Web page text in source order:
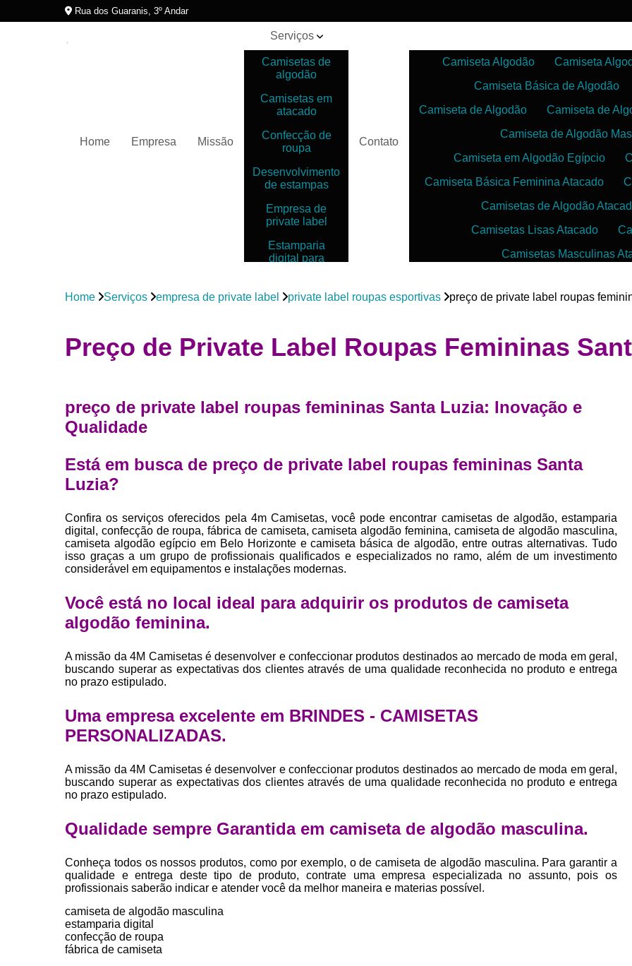
Rua dos Guaranis, 3º Andar
Home Empresa Missão
Serviços
Camisetas de
algodão
Camisetas em
atacado
Confecção de
roupa
Desenvolvimento
de estampas
Empresa de
private label
Estamparia
digital para
Estamparias
camiseta
para roupas
Contato
Camiseta Algodão Camiseta
Camiseta Básica de Algodão
Camiseta de Algodão
Camiseta de
Camiseta de Algodão
Camiseta em Algodão Egípcio
Camiseta Básica Feminina Atacado
Camisetas de Algodão
Camisetas Lisas Atacado
Camisetas Masculinas
Camisetas para Sublimação
Confecção de Roupas
Desenvolvimento de Coleção de
Desenvolvimento
Desenvolvimento
Desenvolvimento de
Desenvolvimento de
Desenvolvimento
Desenvolvimento Estampa de
Private
Private Label para Pequenas
Private Label Roupas
Estamparia Digital de Camiseta
Estamparia Digital para Camisetas de
Estamparia Impressão Digital
Home Serviços empresa de private label private label roupas esportivas preço de private label roupas
Preço de Private Label Roupas Femininas
preço de private label roupas femininas Santa Luzia: Inovação e
Qualidade
Está em busca de preço de private label roupas femininas Santa
Luzia?
Confira os serviços oferecidos pela 4m Camisetas, você pode encontrar camisetas de algodão, estamparia
digital, confecção de roupa, fábrica de camiseta, camiseta algodão feminina, camiseta de algodão masculina,
camiseta algodão egípcio em Belo Horizonte e camiseta básica de algodão, entre outras alternativas. Tudo
isso graças a um grupo de profissionais qualificados e especializados no ramo, além de um investimento
considerável em equipamentos e instalações modernas.
Você está no local ideal para adquirir os produtos de camiseta
algodão feminina.
A missão da 4M Camisetas é desenvolver e confeccionar produtos destinados ao mercado de moda em geral,
buscando superar as expectativas dos clientes através de uma qualidade reconhecida no produto e entrega
no prazo estipulado.
Uma empresa excelente em BRINDES - CAMISETAS
PERSONALIZADAS.
A missão da 4M Camisetas é desenvolver e confeccionar produtos destinados ao mercado de moda em geral,
buscando superar as expectativas dos clientes através de uma qualidade reconhecida no produto e entrega
no prazo estipulado.
Qualidade sempre Garantida em camiseta de algodão masculina.
Conheça todos os nossos produtos, como por exemplo, o de camiseta de algodão masculina. Para garantir a
qualidade e entrega deste tipo de produto, contrate uma empresa especializada no assunto, pois os
profissionais saberão indicar e atender você da melhor maneira e materias possível.
camiseta de algodão masculina
estamparia digital
confecção de roupa
fábrica de camiseta